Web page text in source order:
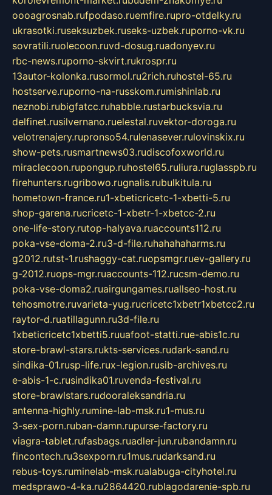
oooagrosnab.rufpodaso.ruemfire.rupro-otdelky.ru
ukrasotki.ruseksuzbek.ruseks-uzbek.ruporno-vk.ru
sovratili.ruolecoon.ruvd-dosug.ruadonyev.ru
rbc-news.ruporno-skvirt.rukrospr.ru
13autor-kolonka.rusormol.ru2rich.ruhostel-65.ru
hostserve.ruporno-na-russkom.rumishinlab.ru
neznobi.rubigfatcc.ruhabble.rustarbucksvia.ru
delfinet.rusilvernano.ruelestal.ruvektor-doroga.ru
velotrenajery.rupronso54.rulenasever.rulovinskix.ru
show-pets.rusmartnews03.rudiscofoxworld.ru
miraclecoon.rupongup.ruhostel65.ruliura.ruglasspb.ru
firehunters.rugribowo.rugnalis.rubulkitula.ru
hometown-france.ru1-xbeticricetc-1-xbetti-5.ru
shop-garena.rucricetc-1-xbetr-1-xbetcc-2.ru
one-life-story.rutop-halyava.ruaccounts112.ru
poka-vse-doma-2.ru3-d-file.ruhahahaharms.ru
g2012.rutst-1.rushaggy-cat.ruopsmgr.ruev-gallery.ru
g-2012.ruops-mgr.ruaccounts-112.rucsm-demo.ru
poka-vse-doma2.ruairgungames.ruallseo-host.ru
tehosmotre.ruvarieta-yug.rucricetc1xbetr1xbetcc2.ru
raytor-d.ruatillagunn.ru3d-file.ru
1xbeticricetc1xbetti5.ruuafoot-statti.rue-abis1c.ru
store-brawl-stars.rukts-services.rudark-sand.ru
sindika-01.rusp-life.rux-legion.rusib-archives.ru
e-abis-1-c.rusindika01.ruvenda-festival.ru
store-brawlstars.rudooraleksandria.ru
antenna-highly.rumine-lab-msk.ru1-mus.ru
3-sex-porn.ruban-damn.rupurse-factory.ru
viagra-tablet.rufasbags.ruadler-jun.rubandamn.ru
fincontech.ru3sexporn.ru1mus.rudarksand.ru
rebus-toys.ruminelab-msk.rualabuga-cityhotel.ru
medsprawo-4-ka.ru2864420.rublagodarenie-spb.ru